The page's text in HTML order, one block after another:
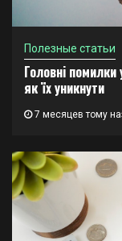
Полезные статьи
Головні
як їх уникнути
7 месяцев тому